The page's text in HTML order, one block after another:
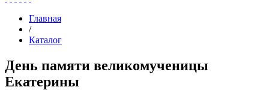
Главная
/
Каталог
День памяти великомученицы
Екатерины